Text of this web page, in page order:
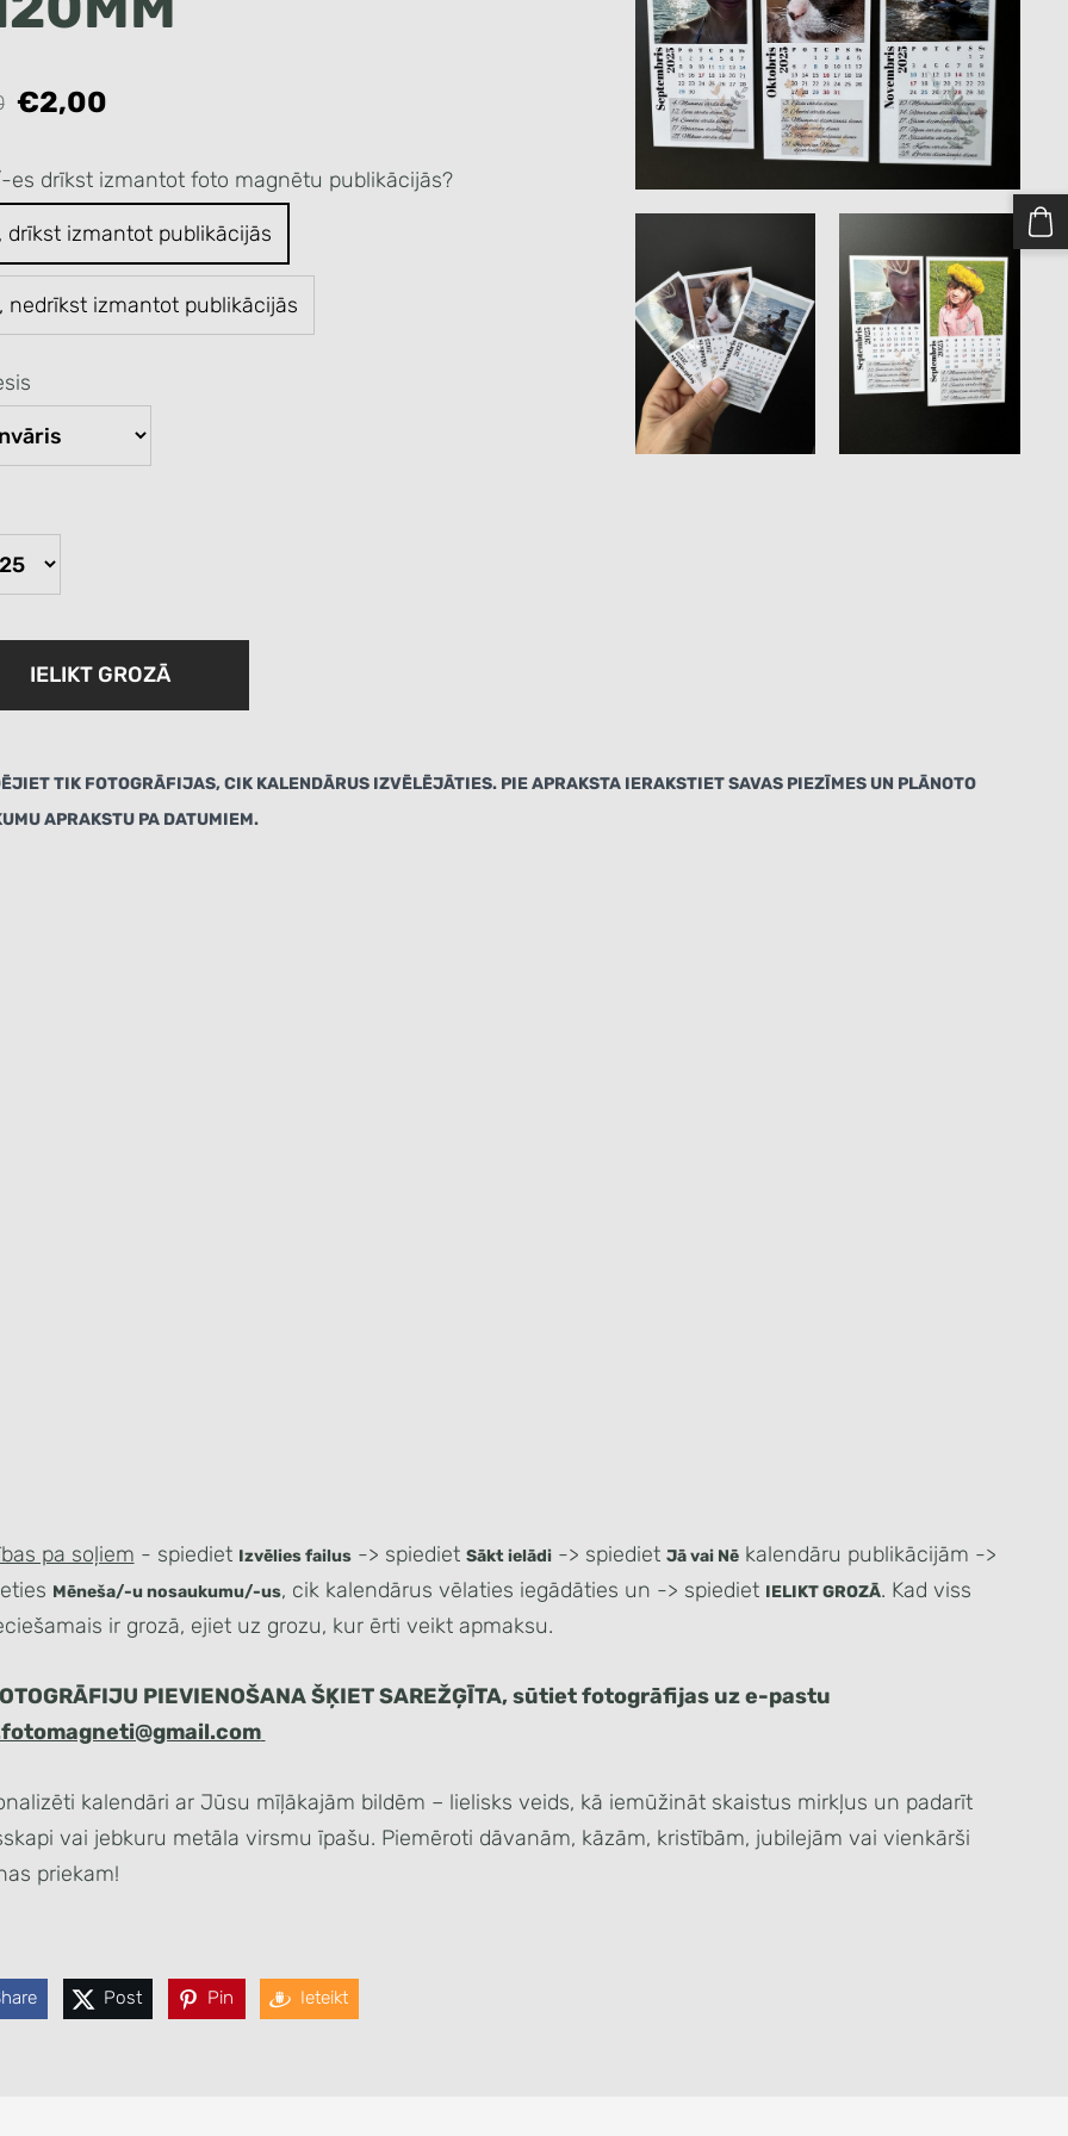
€2,00
es drīkst izmantot foto magnētu publikācijās?
drīkst izmantot publikācijās
nedrīkst izmantot publikācijās
IELIKT GROZĀ
TIK FOTOGRĀFIJAS, CIK KALENDĀRUS IZVĒLĒJĀTIES. PIE APRAKSTA IERAKSTIET SAVAS PIEZĪMES UN PLĀNOTO
APRAKSTU PA DATUMIEM.
pa soļiem - spiediet Izvēlies failus-> spiediet Sākt ielādi-> spiediet Jā vai Nēkalendāru publikācijām ->
Mēneša/-u nosaukumu/-us, cik kalendārus vēlaties iegādāties un -> spiediet IELIKT GROZĀ. Kad viss
ir grozā, ejiet uz grozu, kur ērti veikt apmaksu.
PIEVIENOŠANA ŠĶIET SAREŽĢĪTA, sūtiet fotogrāfijas uz e-pastu
kalendāri ar Jūsu mīļākajām bildēm – lielisks veids, kā iemūžināt skaistus mirkļus un padarīt
vai jebkuru metāla virsmu īpašu. Piemēroti dāvanām, kāzām, kristībām, jubilejām vai vienkārši
priekam!
Post Pin Ieteikt